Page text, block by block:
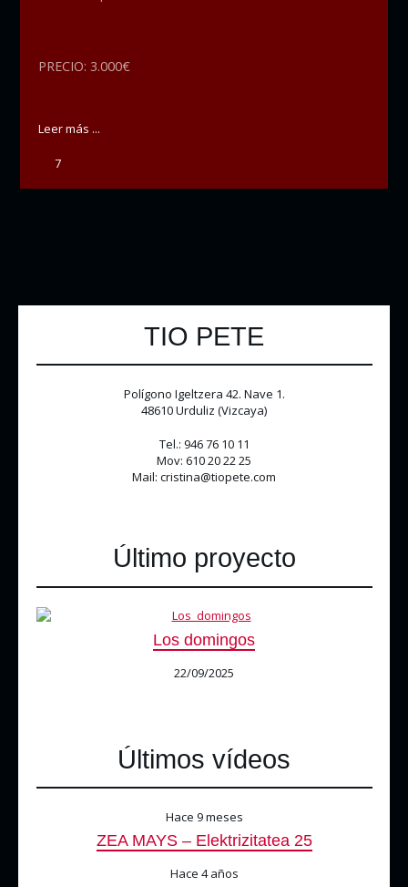
PRECIO: 3.000€
Leer más ...
7
TIO PETE
Polígono Igeltzera 42. Nave 1.
48610 Urduliz (Vizcaya)
Tel.: 946 76 10 11
Mov: 610 20 22 25
Mail: cristina@tiopete.com
Último proyecto
Los domingos
22/09/2025
Últimos vídeos
Hace 9 meses
ZEA MAYS – Elektrizitatea 25
Hace 4 años